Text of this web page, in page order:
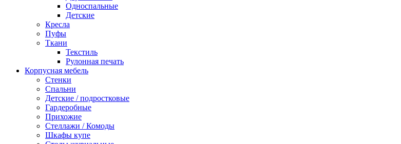
Односпальные
Детские
Кресла
Пуфы
Ткани
Текстиль
Рулонная печать
Корпусная мебель
Стенки
Спальни
Детские / подростковые
Гардеробные
Прихожие
Стеллажи / Комоды
Шкафы купе